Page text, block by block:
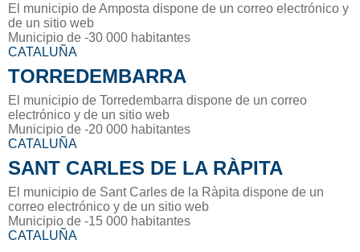
El municipio de Amposta dispone de un correo electrónico y
de un sitio web
Municipio de -30 000 habitantes
CATALUÑA
TORREDEMBARRA
El municipio de Torredembarra dispone de un correo
electrónico y de un sitio web
Municipio de -20 000 habitantes
CATALUÑA
SANT CARLES DE LA RÀPITA
El municipio de Sant Carles de la Ràpita dispone de un
correo electrónico y de un sitio web
Municipio de -15 000 habitantes
CATALUÑA